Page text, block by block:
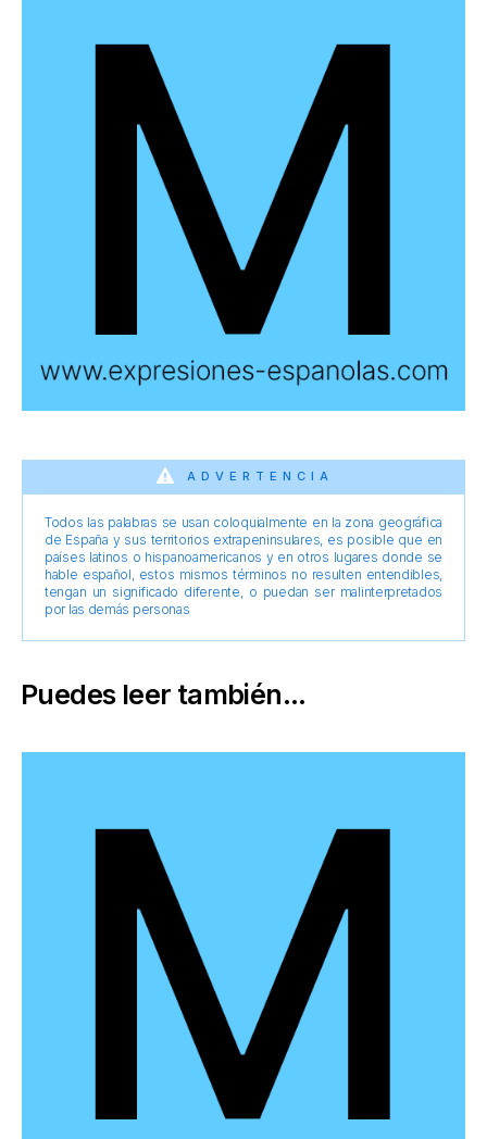
ADVERTENCIA
Todos las palabras se usan coloquialmente en la zona geográfica
de España y sus territorios extrapeninsulares, es posible que en
países latinos o hispanoamericanos y en otros lugares donde se
hable español, estos mismos términos no resulten entendibles,
tengan un significado diferente, o puedan ser malinterpretados
por las demás personas
Puedes leer también...